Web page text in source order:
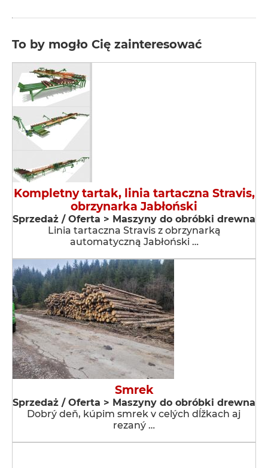
To by mogło Cię zainteresować
Kompletny tartak, linia tartaczna Stravis,
obrzynarka Jabłoński
Sprzedaż / Oferta > Maszyny do obróbki drewna
Linia tartaczna Stravis z obrzynarką
automatyczną Jabłoński …
Smrek
Sprzedaż / Oferta > Maszyny do obróbki drewna
Dobrý deň, kúpim smrek v celých dĺžkach aj
rezaný …